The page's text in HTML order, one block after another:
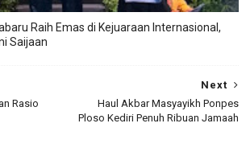
Raih Emas di Kejuaraan Internasional,
Saijaan
Next
Haul Akbar Masyayikh Ponpes
Ploso Kediri Penuh Ribuan Jamaah
Rasio